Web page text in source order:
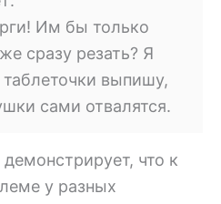
Им бы только
сразу резать? Я
выпишу,
сами отвалятся.
что к
у разных